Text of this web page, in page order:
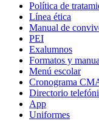
Política de
Línea ética
Manual de
PEI
Exalumnos
Formatos y
Menú escolar
Cronograma
Directorio
App
Uniformes